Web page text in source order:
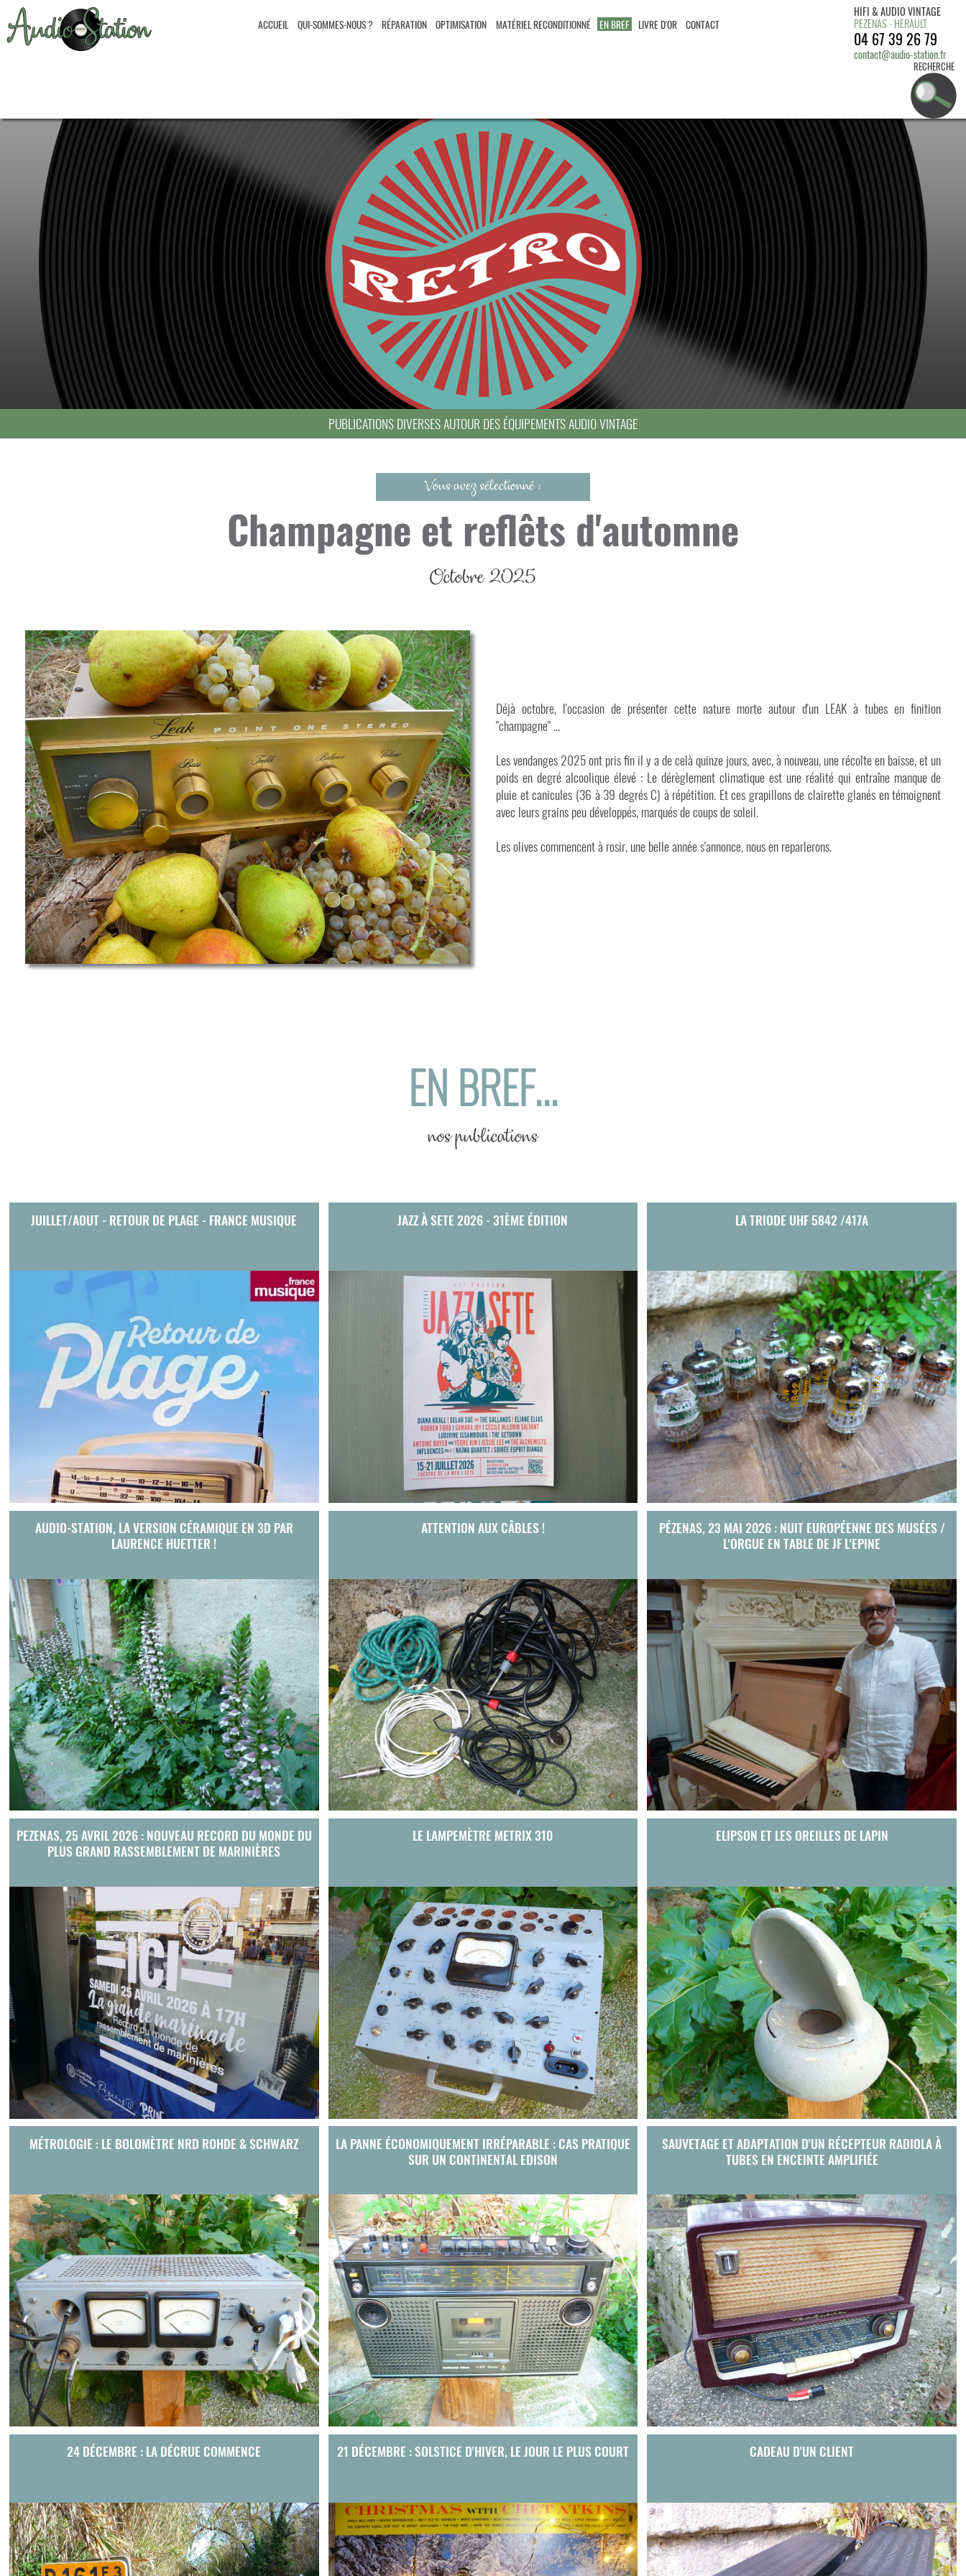
ACCUEIL QUI-SOMMES-NOUS ? RÉPARATION OPTIMISATION MATÉRIEL RECONDITIONNÉ EN BREF LIVRE D'OR CONTACT
HIFI & AUDIO VINTAGE
PEZENAS - HERAULT
04 67 39 26 79
contact@audio-station.fr
RECHERCHE
PUBLICATIONS DIVERSES AUTOUR DES ÉQUIPEMENTS AUDIO VINTAGE
Vous avez sélectionné :
Champagne et reflêts d'automne
Octobre 2025
Déjà octobre, l'occasion de présenter cette nature morte autour d'un LEAK à tubes en finition
"champagne" ...
Les vendanges 2025 ont pris fin il y a de celà quinze jours, avec, à nouveau, une récolte en baisse, et un
poids en degré alcoolique élevé : Le dérèglement climatique est une réalité qui entraîne manque de
pluie et canicules (36 à 39 degrés C) à répétition. Et ces grapillons de clairette glanés en témoignent
avec leurs grains peu développés, marqués de coups de soleil.
Les olives commencent à rosir, une belle année s'annonce, nous en reparlerons.
EN BREF...
nos publications
JUILLET/AOUT - RETOUR DE PLAGE - FRANCE MUSIQUE JAZZ À SETE 2026 - 31ÈME ÉDITION LA TRIODE UHF 5842 /417A
AUDIO-STATION, LA VERSION CÉRAMIQUE EN 3D PAR
LAURENCE HUETTER !
ATTENTION AUX CÂBLES !
PÉZENAS, 23 MAI 2026 : NUIT EUROPÉENNE DES MUSÉES /
L'ORGUE EN TABLE DE JF L'EPINE
PEZENAS, 25 AVRIL 2026 : NOUVEAU RECORD DU MONDE DU
PLUS GRAND RASSEMBLEMENT DE MARINIÈRES
LE LAMPEMÈTRE METRIX 310 ELIPSON ET LES OREILLES DE LAPIN
MÉTROLOGIE : LE BOLOMÈTRE NRD ROHDE & SCHWARZ
LA PANNE ÉCONOMIQUEMENT IRRÉPARABLE : CAS PRATIQUE
SUR UN CONTINENTAL EDISON
SAUVETAGE ET ADAPTATION D'UN RÉCEPTEUR RADIOLA À
TUBES EN ENCEINTE AMPLIFIÉE
24 DÉCEMBRE : LA DÉCRUE COMMENCE 21 DÉCEMBRE : SOLSTICE D'HIVER, LE JOUR LE PLUS COURT CADEAU D'UN CLIENT